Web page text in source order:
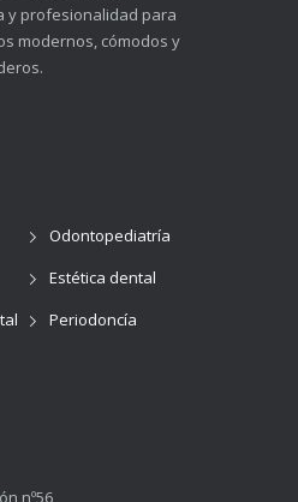
y profesionalidad para
modernos, cómodos y
Odontopediatría
Estética dental
Periodoncía
nº56,